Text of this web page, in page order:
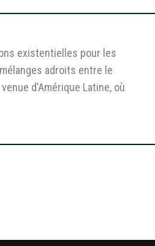
existentielles pour les
adroits entre le
d’Amérique Latine, où